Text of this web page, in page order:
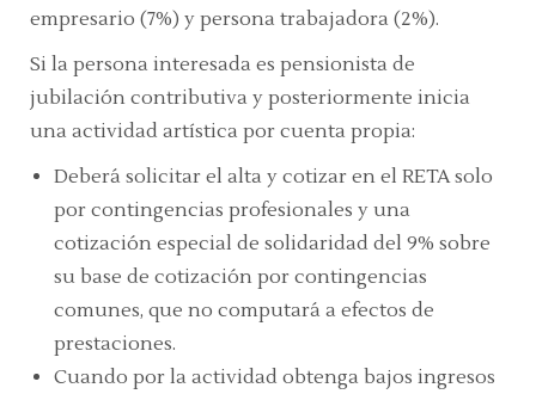
empresario (7%) y persona trabajadora (2%).
Si la persona interesada es pensionista de
jubilación contributiva y posteriormente inicia
una actividad artística por cuenta propia:
Deberá solicitar el alta y cotizar en el RETA solo
por contingencias profesionales y una
cotización especial de solidaridad del 9% sobre
su base de cotización por contingencias
comunes, que no computará a efectos de
prestaciones.
Cuando por la actividad obtenga bajos ingresos